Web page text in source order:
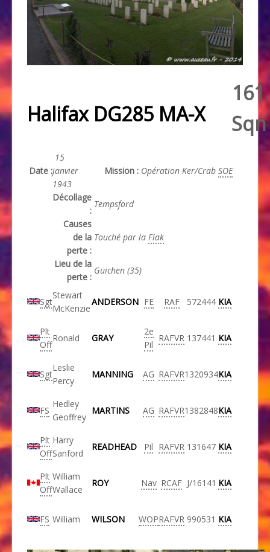
Halifax DG285 MA-X
161
Sqn
Date :
15
janvier
1943
Mission : Opération Ker/Crab SOE
Décollage
:
Tempsford
Causes
de la
perte :
Touché par la Flak
Lieu de la
perte :
Guichen (35)
Sgt
Stewart
McKenzie
ANDERSON FE RAF 572444 KIA
Plt
Off
Ronald GRAY
2e
Pil
RAFVR 137441 KIA
Sgt
Leslie
Percy
MANNING AG RAFVR1320934KIA
FS
Hedley
Geoffrey
MARTINS AG RAFVR1382848KIA
Plt
Off
Harry
Sanford
READHEAD Pil RAFVR 131647 KIA
Plt
Off
William
Wallace
ROY Nav RCAF J/16141 KIA
FS William WILSON WOPRAFVR 990531 KIA